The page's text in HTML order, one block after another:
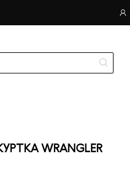
WRANGLER